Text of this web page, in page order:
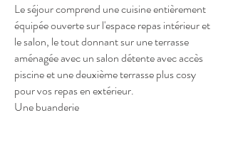
Le séjour comprend une cuisine entièrement
équipée ouverte sur l'espace repas intérieur et
le salon, le tout donnant sur une terrasse
aménagée avec un salon détente avec accès
piscine et une deuxième terrasse plus cosy
pour vos repas en extérieur.
Une buanderie